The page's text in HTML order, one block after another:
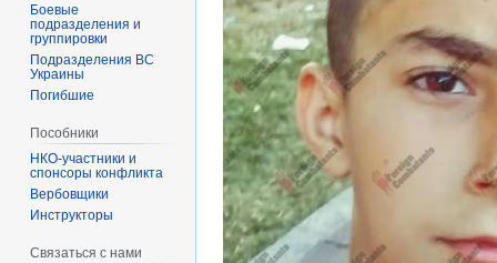
Боевые
подразделения и
группировки
Подразделения ВС
Украины
Погибшие
Пособники
спонсоры конфликта
‏‎Вербовщики
Инструкторы
Связаться с нами